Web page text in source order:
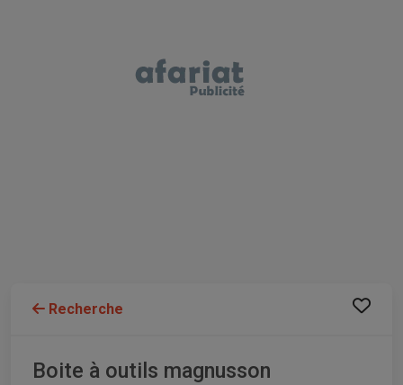
Recherche
Boite à outils magnusson